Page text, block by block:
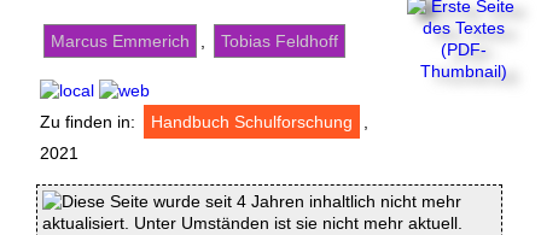
Marcus Emmerich Tobias Feldhoff
Zu finden in: Handbuch Schulforschung
2021
Diese Seite wurde seit 4 Jahren inhaltlich nicht mehr
aktualisiert. Unter Umständen ist sie nicht mehr aktuell.